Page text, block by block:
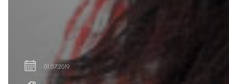
01.07.2019